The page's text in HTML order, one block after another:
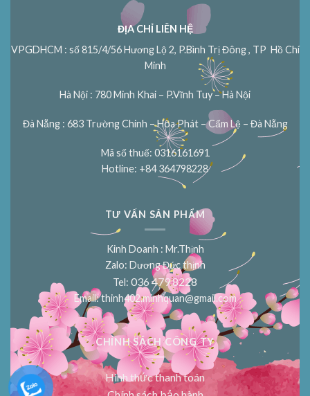
ĐỊA CHỈ LIÊN HỆ
VPGDHCM : số 815/4/56 Hương Lộ 2, P.Bình Trị Đông , TP Hồ Chí
Minh
Hà Nội : 780 Minh Khai – P.Vĩnh Tuy – Hà Nội
Đà Nẵng : 683 Trường Chinh – Hòa Phát – Cẩm Lệ – Đà Nẵng
Mã số thuế: 0316161691
Hotline: +84 364798228
TƯ VẤN SẢN PHẨM
Kinh Doanh : Mr.Thịnh
Zalo: Dương Đức thịnh
Tel: 036 479 8228
Email:thinh402.minhquan@gmail.com
CHÍNH SÁCH CÔNG TY
Hình thức thanh toán